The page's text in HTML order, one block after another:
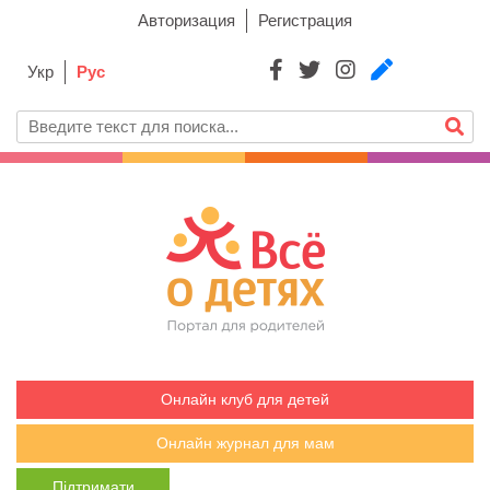
Авторизация Регистрация
Укр Рус
Онлайн клуб для детей
Онлайн журнал для мам